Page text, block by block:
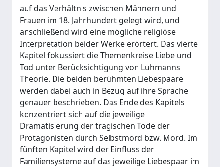
auf das Verhältnis zwischen Männern und
Frauen im 18. Jahrhundert gelegt wird, und
anschließend wird eine mögliche religiöse
Interpretation beider Werke erörtert. Das vierte
Kapitel fokussiert die Themenkreise Liebe und
Tod unter Berücksichtigung von Luhmanns
Theorie. Die beiden berühmten Liebespaare
werden dabei auch in Bezug auf ihre Sprache
genauer beschrieben. Das Ende des Kapitels
konzentriert sich auf die jeweilige
Dramatisierung der tragischen Tode der
Protagonisten durch Selbstmord bzw. Mord. Im
fünften Kapitel wird der Einfluss der
Familiensysteme auf das jeweilige Liebespaar im